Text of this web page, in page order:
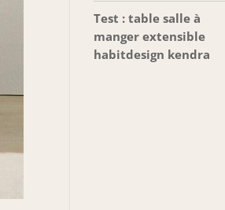
Test : table salle à
manger extensible
habitdesign kendra